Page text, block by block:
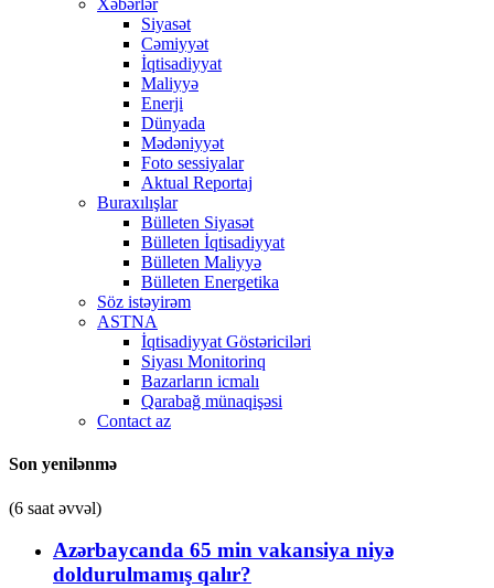
Xəbərlər
Siyasət
Cəmiyyət
İqtisadiyyat
Maliyyə
Enerji
Dünyada
Mədəniyyət
Foto sessiyalar
Aktual Reportaj
Buraxılışlar
Bülleten Siyasət
Bülleten İqtisadiyyat
Bülleten Maliyyə
Bülleten Energetika
Söz istəyirəm
ASTNA
İqtisadiyyat Göstəriciləri
Siyası Monitorinq
Bazarların icmalı
Qarabağ münaqişəsi
Contact az
Son yenilənmə
(6 saat əvvəl)
Azərbaycanda 65 min vakansiya niyə
doldurulmamış qalır?